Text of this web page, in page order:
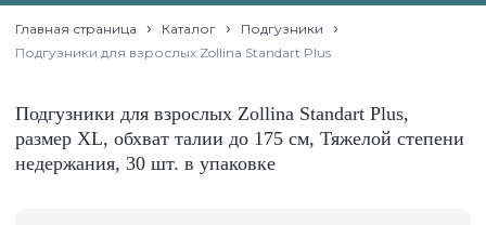
Главная страница › Каталог › Подгузники ›
Подгузники для взрослых Zollina Standart Plus
Подгузники для взрослых Zollina Standart Plus,
размер XL, обхват талии до 175 см, Тяжелой степени
недержания, 30 шт. в упаковке